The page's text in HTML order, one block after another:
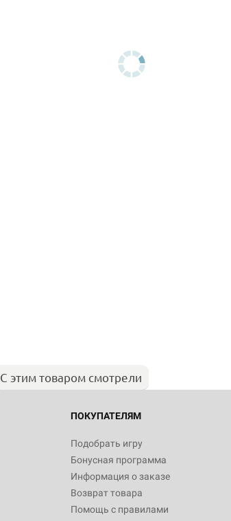
С этим товаром смотрели
ПОКУПАТЕЛЯМ
Подобрать игру
Бонусная программа
Информация о заказе
Возврат товара
Помощь с правилами